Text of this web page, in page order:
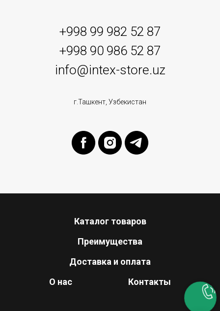
+998 99 982 52 87
+998 90 986 52 87
info@intex-store.uz
г.Ташкент, Узбекистан
Каталог товаров
Преимущества
Доставка и оплата
О нас
Контакты